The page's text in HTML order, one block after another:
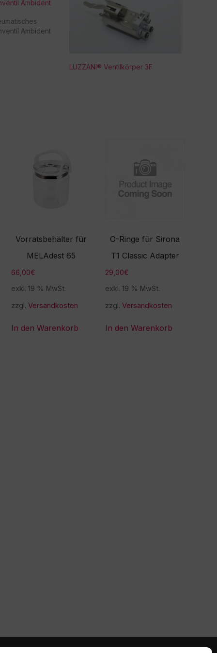
Ambident
Ambident
LUZZANI® Ventilkörper 3F
Vorratsbehälter für
MELAdest 65
66,00€
exkl. 19 % MwSt.
zzgl. Versandkosten
In den Warenkorb
O-Ringe für Sirona
T1 Classic Adapter
29,00€
exkl. 19 % MwSt.
zzgl. Versandkosten
In den Warenkorb